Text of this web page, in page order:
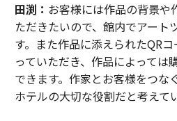
田渕： お客様には作品の背景や
ただきたいので、館内でアート
す。また作品に添えられたQR
っていただき、作品によっては
できます。作家とお客様をつな
ホテルの大切な役割だと考えて